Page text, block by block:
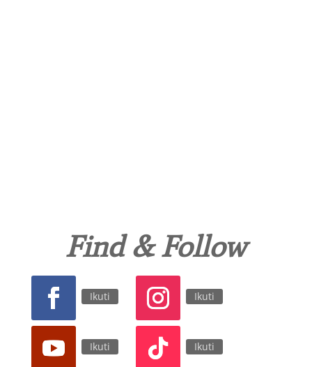
Find & Follow
Ikuti Ikuti
Ikuti Ikuti